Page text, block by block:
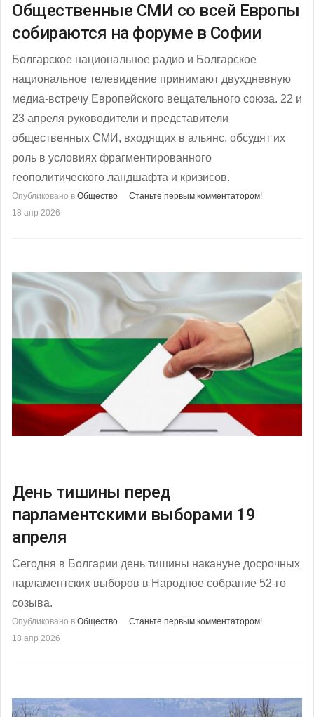
Общественные СМИ со всей Европы
собираются на форуме в Софии
Болгарское национальное радио и Болгарское
национальное телевидение принимают двухдневную
медиа-встречу Европейского вещательного союза. 22 и
23 апреля руководители и представители
общественных СМИ, входящих в альянс, обсудят их
роль в условиях фрагментированного
геополитического ландшафта и кризисов.
Опубликовано в Общество
Станьте первым комментатором!
18 апр 2026
День тишины перед
парламентскими выборами 19
апреля
Cегодня в Болгарии день тишины накануне досрочных
парламентских выборов в Народное собрание 52-го
созыва.
Опубликовано в Общество
Станьте первым комментатором!
18 апр 2026